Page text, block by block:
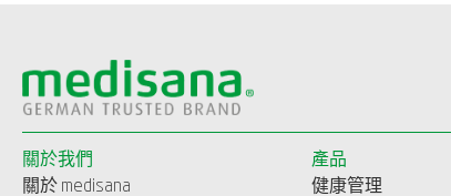
關於我們
關於 medisana
產品
健康管理